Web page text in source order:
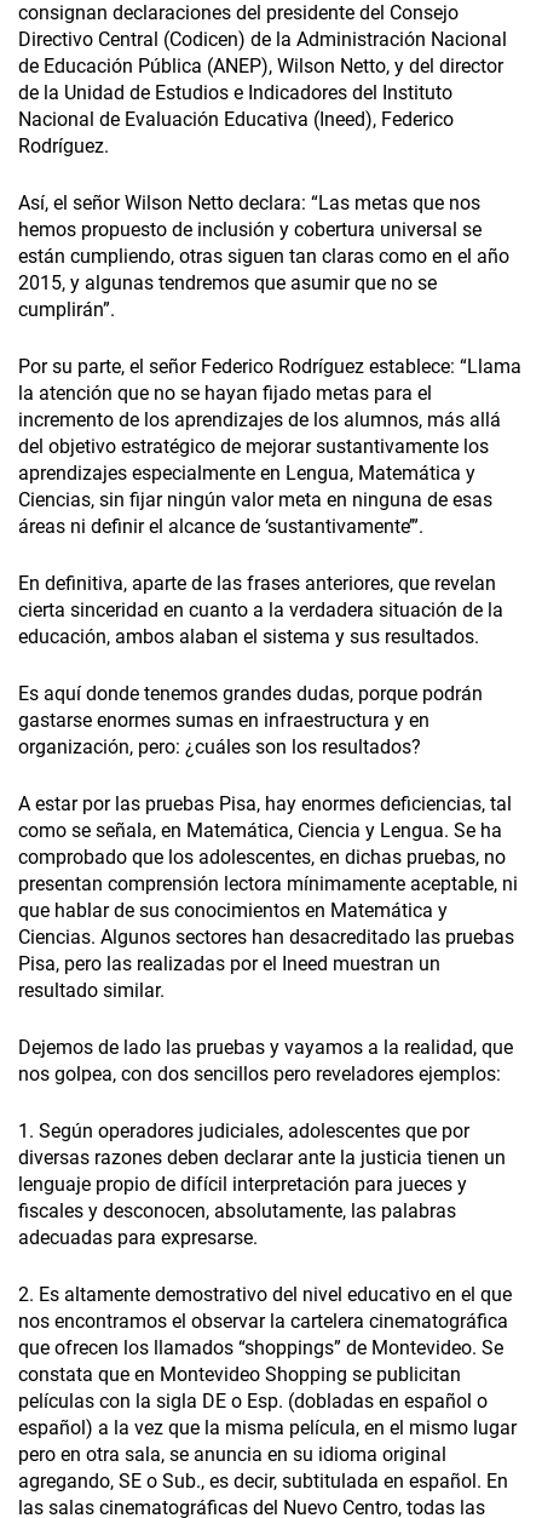
consignan declaraciones del presidente del Consejo
Directivo Central (Codicen) de la Administración Nacional
de Educación Pública (ANEP), Wilson Netto, y del director
de la Unidad de Estudios e Indicadores del Instituto
Nacional de Evaluación Educativa (Ineed), Federico
Rodríguez.
Así, el señor Wilson Netto declara: “Las metas que nos
hemos propuesto de inclusión y cobertura universal se
están cumpliendo, otras siguen tan claras como en el año
2015, y algunas tendremos que asumir que no se
cumplirán”.
Por su parte, el señor Federico Rodríguez establece: “Llama
la atención que no se hayan fijado metas para el
incremento de los aprendizajes de los alumnos, más allá
del objetivo estratégico de mejorar sustantivamente los
aprendizajes especialmente en Lengua, Matemática y
Ciencias, sin fijar ningún valor meta en ninguna de esas
áreas ni definir el alcance de ‘sustantivamente’”.
En definitiva, aparte de las frases anteriores, que revelan
cierta sinceridad en cuanto a la verdadera situación de la
educación, ambos alaban el sistema y sus resultados.
Es aquí donde tenemos grandes dudas, porque podrán
gastarse enormes sumas en infraestructura y en
organización, pero: ¿cuáles son los resultados?
A estar por las pruebas Pisa, hay enormes deficiencias, tal
como se señala, en Matemática, Ciencia y Lengua. Se ha
comprobado que los adolescentes, en dichas pruebas, no
presentan comprensión lectora mínimamente aceptable, ni
que hablar de sus conocimientos en Matemática y
Ciencias. Algunos sectores han desacreditado las pruebas
Pisa, pero las realizadas por el Ineed muestran un
resultado similar.
Dejemos de lado las pruebas y vayamos a la realidad, que
nos golpea, con dos sencillos pero reveladores ejemplos:
1. Según operadores judiciales, adolescentes que por
diversas razones deben declarar ante la justicia tienen un
lenguaje propio de difícil interpretación para jueces y
fiscales y desconocen, absolutamente, las palabras
adecuadas para expresarse.
2. Es altamente demostrativo del nivel educativo en el que
nos encontramos el observar la cartelera cinematográfica
que ofrecen los llamados “shoppings” de Montevideo. Se
constata que en Montevideo Shopping se publicitan
películas con la sigla DE o Esp. (dobladas en español o
español) a la vez que la misma película, en el mismo lugar
pero en otra sala, se anuncia en su idioma original
agregando, SE o Sub., es decir, subtitulada en español. En
las salas cinematográficas del Nuevo Centro, todas las